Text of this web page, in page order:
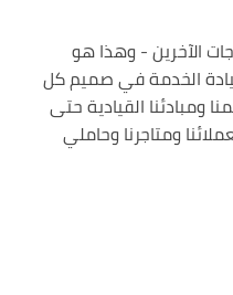
الآخرين - وهذا هو
الخدمة في صميم كل
ومبادئنا القيادية حتى
ومتاجرنا وحاملي